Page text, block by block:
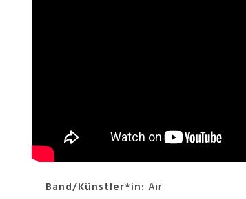
Band/Künstler*in: Air